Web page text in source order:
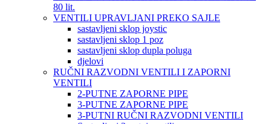
80 lit.
VENTILI UPRAVLJANI PREKO SAJLE
sastavljeni sklop joystic
sastavljeni sklop 1 poz
sastavljeni sklop dupla poluga
djelovi
RUČNI RAZVODNI VENTILI I ZAPORNI
VENTILI
2-PUTNE ZAPORNE PIPE
3-PUTNE ZAPORNE PIPE
3-PUTNI RUČNI RAZVODNI VENTILI